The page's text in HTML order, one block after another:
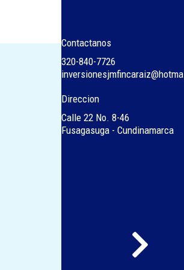
Contactanos
320-840-7726
Direccion
Calle 22 No. 8-46
Fusagasuga - Cundinamarca